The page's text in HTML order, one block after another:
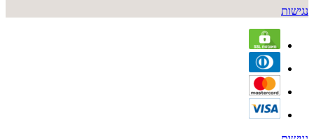
נגישות